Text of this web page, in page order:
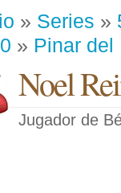
» Series »
» Pinar del
Noel
Jugador de